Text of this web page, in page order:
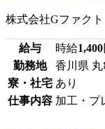
株式会社Gファク
給与 時給1,400
勤務地
香川県
寮・社宅 あり
仕事内容 加工・プ